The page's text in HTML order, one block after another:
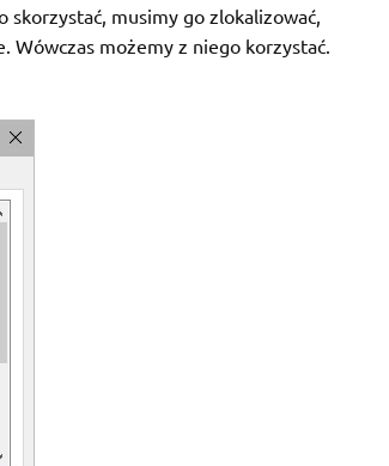
skorzystać, musimy go zlokalizować,
Wówczas możemy z niego korzystać.